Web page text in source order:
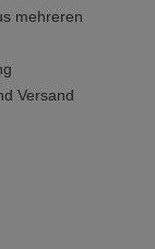
mehreren
Versand